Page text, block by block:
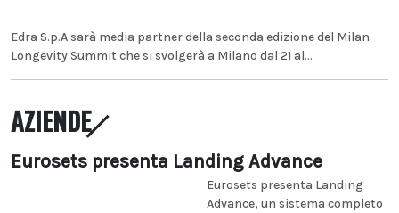
Edra S.p.A sarà media partner della seconda edizione del Milan
Longevity Summit che si svolgerà a Milano dal 21 al...
AZIENDE
Eurosets presenta Landing Advance
Eurosets presenta Landing
Advance, un sistema completo